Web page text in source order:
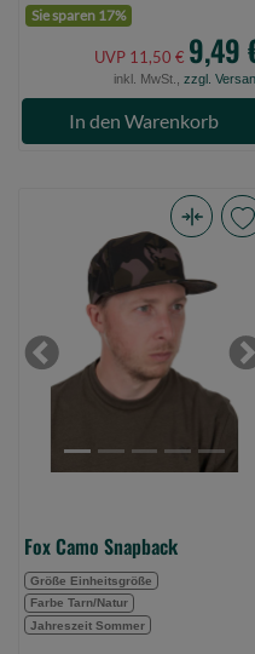
Sie sparen 17%
UVP 11,50 € 9,49
inkl. MwSt., zzgl.
In den Warenkorb
Snapback
(Bild
0)Previous
Fox Camo Snapback
Größe Einheitsgröße
Farbe Tarn/Natur
Jahreszeit Sommer